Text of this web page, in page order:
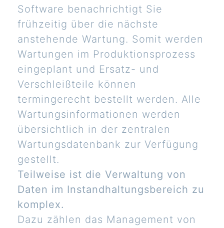
Software benachrichtigt Sie
frühzeitig über die nächste
anstehende Wartung. Somit werden
Wartungen im Produktionsprozess
eingeplant und Ersatz- und
Verschleißteile können
termingerecht bestellt werden. Alle
Wartungsinformationen werden
übersichtlich in der zentralen
Wartungsdatenbank zur Verfügung
gestellt.
Teilweise ist die Verwaltung von
Daten im Instandhaltungsbereich zu
komplex.
Dazu zählen das Management von